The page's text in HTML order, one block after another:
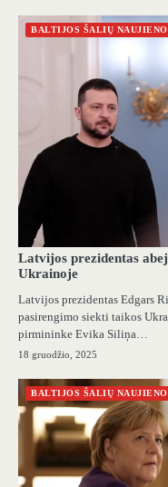
BALTIJOS ŠALIŲ
Latvijos prezidentas
Ukrainoje
Latvijos prezidentas Edgars
pasirengimo siekti taikos
pirmininke Evika Siliņa…
18 gruodžio, 2025
BALTIJOS ŠALIŲ